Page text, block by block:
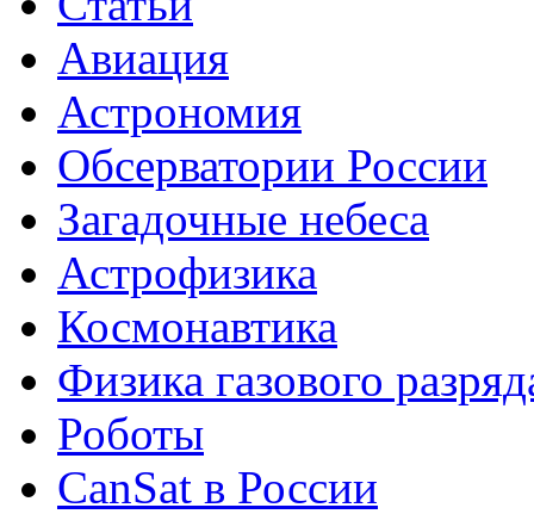
Авиация
Астрономия
Обсерватории России
Загадочные небеса
Астрофизика
Космонавтика
Физика газового
Роботы
CanSat в России